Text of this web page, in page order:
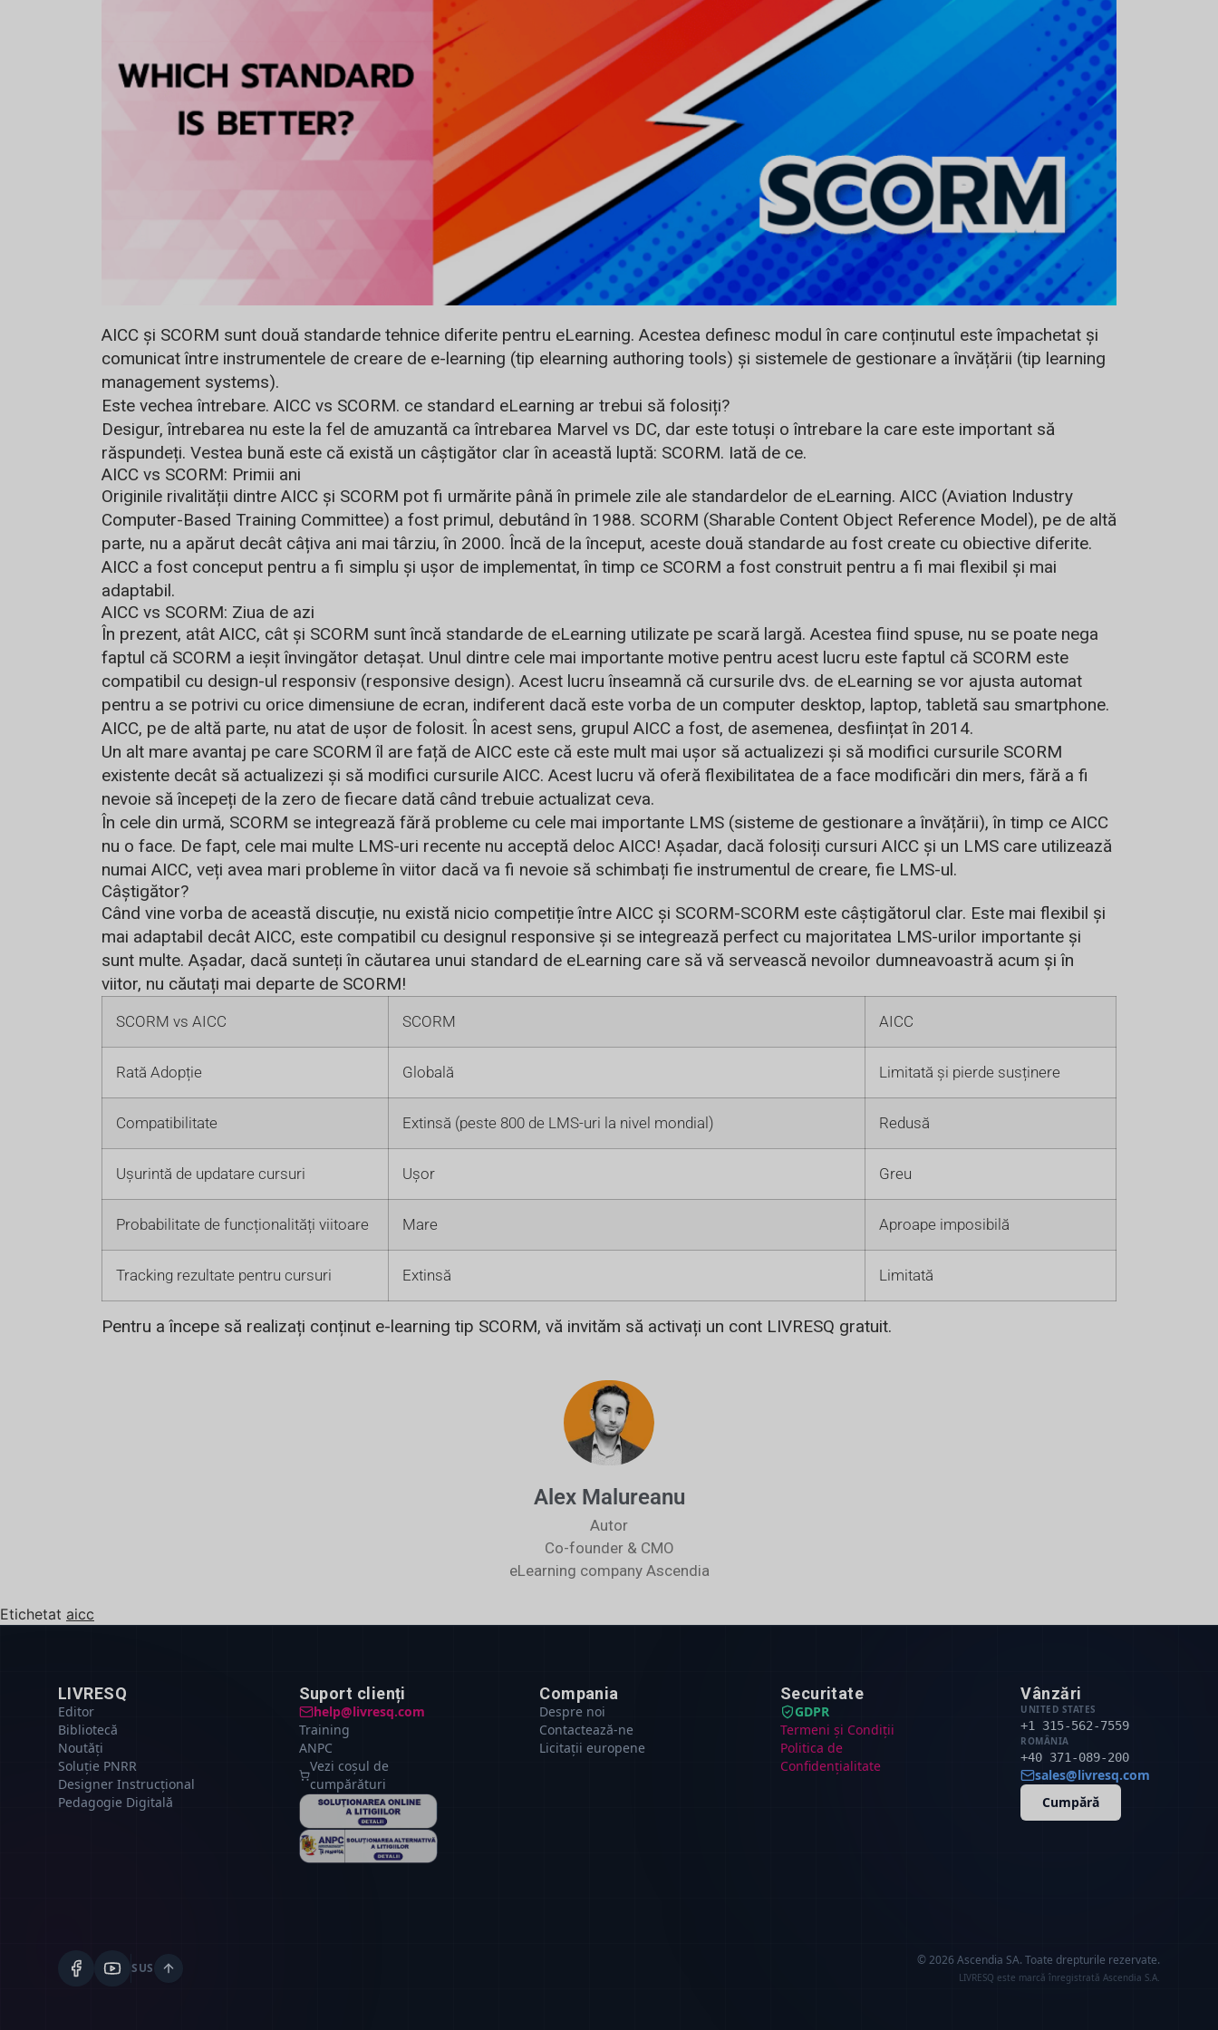
AICC și SCORM sunt două standarde tehnice diferite pentru eLearning. Acestea definesc modul în care conținutul este împachetat și
comunicat între instrumentele de creare de e-learning (tip elearning authoring tools) și sistemele de gestionare a învățării (tip learning
management systems).
Este vechea întrebare. AICC vs SCORM. ce standard eLearning ar trebui să folosiți?
Desigur, întrebarea nu este la fel de amuzantă ca întrebarea Marvel vs DC, dar este totuși o întrebare la care este important să
răspundeți. Vestea bună este că există un câștigător clar în această luptă: SCORM. Iată de ce.
AICC vs SCORM: Primii ani
Originile rivalității dintre AICC și SCORM pot fi urmărite până în primele zile ale standardelor de eLearning. AICC (Aviation Industry
Computer-Based Training Committee) a fost primul, debutând în 1988. SCORM (Sharable Content Object Reference Model), pe de altă
parte, nu a apărut decât câțiva ani mai târziu, în 2000. Încă de la început, aceste două standarde au fost create cu obiective diferite.
AICC a fost conceput pentru a fi simplu și ușor de implementat, în timp ce SCORM a fost construit pentru a fi mai flexibil și mai
adaptabil.
AICC vs SCORM: Ziua de azi
În prezent, atât AICC, cât și SCORM sunt încă standarde de eLearning utilizate pe scară largă. Acestea fiind spuse, nu se poate nega
faptul că SCORM a ieșit învingător detașat. Unul dintre cele mai importante motive pentru acest lucru este faptul că SCORM este
compatibil cu design-ul responsiv (responsive design). Acest lucru înseamnă că cursurile dvs. de eLearning se vor ajusta automat
pentru a se potrivi cu orice dimensiune de ecran, indiferent dacă este vorba de un computer desktop, laptop, tabletă sau smartphone.
AICC, pe de altă parte, nu atat de ușor de folosit. În acest sens, grupul AICC a fost, de asemenea, desființat în 2014.
Un alt mare avantaj pe care SCORM îl are față de AICC este că este mult mai ușor să actualizezi și să modifici cursurile SCORM
existente decât să actualizezi și să modifici cursurile AICC. Acest lucru vă oferă flexibilitatea de a face modificări din mers, fără a fi
nevoie să începeți de la zero de fiecare dată când trebuie actualizat ceva.
În cele din urmă, SCORM se integrează fără probleme cu cele mai importante LMS (sisteme de gestionare a învățării), în timp ce AICC
nu o face. De fapt, cele mai multe LMS-uri recente nu acceptă deloc AICC! Așadar, dacă folosiți cursuri AICC și un LMS care utilizează
numai AICC, veți avea mari probleme în viitor dacă va fi nevoie să schimbați fie instrumentul de creare, fie LMS-ul.
Câștigător?
Când vine vorba de această discuție, nu există nicio competiție între AICC și SCORM-SCORM este câștigătorul clar. Este mai flexibil și
mai adaptabil decât AICC, este compatibil cu designul responsive și se integrează perfect cu majoritatea LMS-urilor importante și
sunt multe. Așadar, dacă sunteți în căutarea unui standard de eLearning care să vă servească nevoilor dumneavoastră acum și în
viitor, nu căutați mai departe de SCORM!
SCORM vs AICC SCORM AICC
Rată Adopție Globală Limitată și pierde susținere
Compatibilitate Extinsă (peste 800 de LMS-uri la nivel mondial) Redusă
Ușurintă de updatare cursuri Ușor Greu
Probabilitate de funcționalități viitoare Mare Aproape imposibilă
Tracking rezultate pentru cursuri Extinsă Limitată
Pentru a începe să realizați conținut e-learning tip SCORM, vă invităm să activați un cont LIVRESQ gratuit.
Alex Malureanu
Autor
Co-founder & CMO
eLearning company Ascendia
Etichetat aicc
LIVRESQ
Editor
Bibliotecă
Noutăți
Soluție PNRR
Designer Instrucțional
Pedagogie Digitală
Suport clienți
help@livresq.com
Training
ANPC
Vezi coșul de
cumpărături
Compania
Despre noi
Contactează-ne
Licitații europene
Securitate
GDPR
Termeni și Condiții
Politica de
Confidențialitate
Vânzări
UNITED STATES
+1 315-562-7559
ROMÂNIA
+40 371-089-200
sales@livresq.com
Cumpără
SUS
© 2026 Ascendia SA. Toate drepturile rezervate.
LIVRESQ este marcă înregistrată Ascendia S.A.